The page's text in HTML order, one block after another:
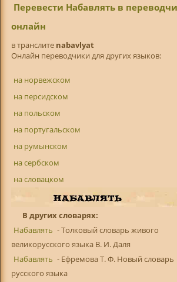
Перевести Набавлять в
онлайн
в транслитe nabavlyat
Онлайн переводчики для других языков:
на норвежском
на персидском
на польском
на португальском
на румынском
на сербском
на словацком
В других словарях:
Набавлять - Толковый словарь живого
великорусского языка В. И. Даля
Набавлять - Ефремова Т. Ф. Новый словарь
русского языка